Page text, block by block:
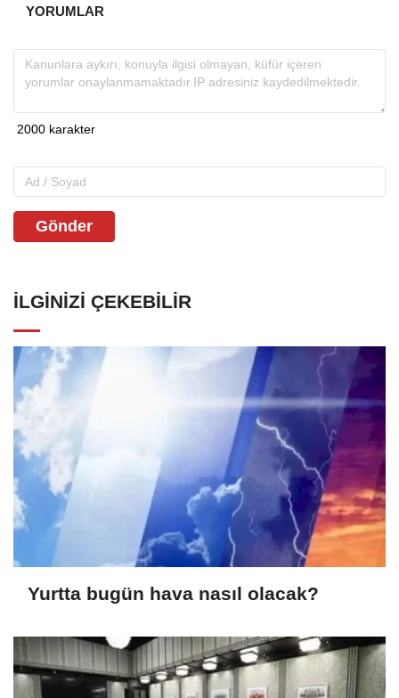
YORUMLAR
Gönder
İLGINIZI ÇEKEBILIR
Yurtta bugün hava nasıl olacak?